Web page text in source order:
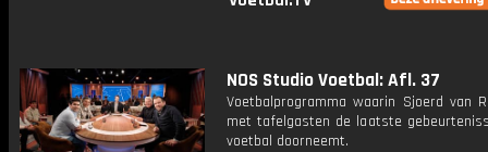
NOS Studio Voetbal: Afl. 37
Voetbalprogramma waarin Sjoerd van
met tafelgasten de laatste
voetbal doorneemt.